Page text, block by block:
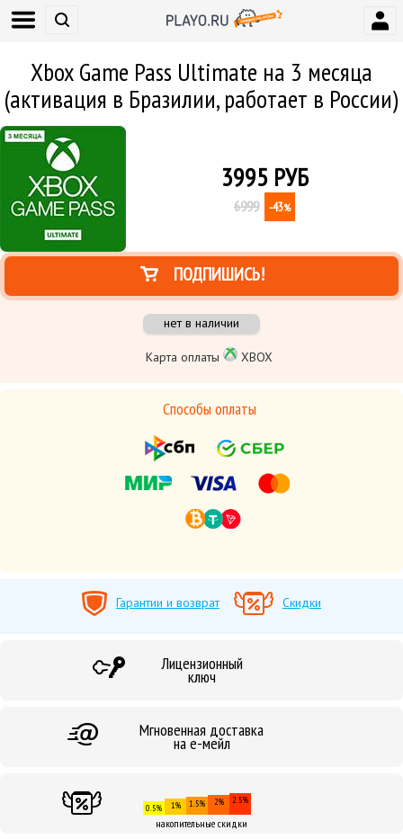
Xbox Game Pass Ultimate на 3 месяца
(активация в Бразилии, работает в России)
3995РУБ
6999 -43%
ПОДПИШИСЬ!
нет в наличии
Карта оплаты XBOX
Способы оплаты
Гарантии и возврат Скидки
Лицензионный
ключ
Мгновенная доставка
на е-мейл
0.5% 1% 1.5% 2% 2.5%
накопительные скидки